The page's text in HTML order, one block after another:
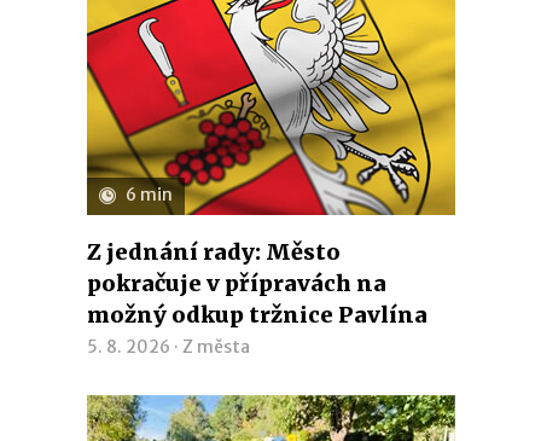
6 min
Z jednání rady: Město
pokračuje v přípravách na
možný odkup tržnice Pavlína
5. 8. 2026 · Z města